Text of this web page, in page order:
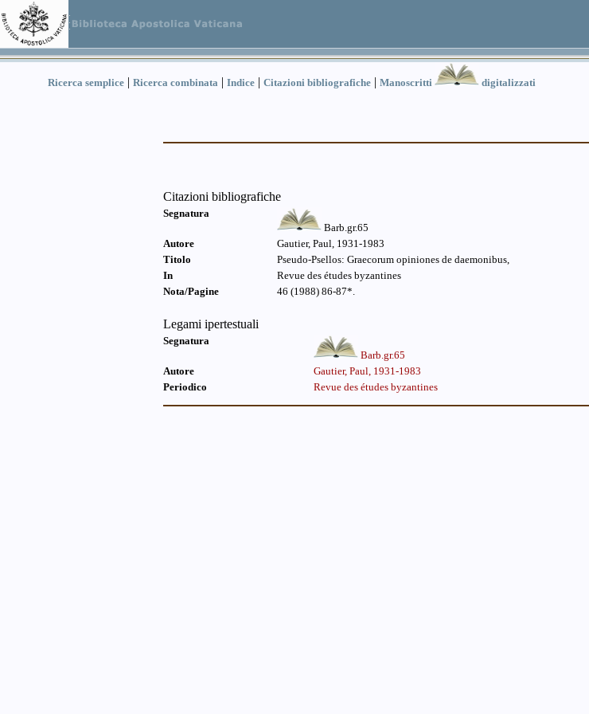
Ricerca semplice | Ricerca combinata | Indice | Citazioni bibliografiche | Manoscritti
digitalizzati
Citazioni bibliografiche
Segnatura
Barb.gr.65
Autore
Gautier, Paul, 1931-1983
Titolo
Pseudo-Psellos: Graecorum opiniones de daemonibus,
In
Revue des études byzantines
Nota/Pagine
46 (1988) 86-87*.
Legami ipertestuali
Segnatura
Barb.gr.65
Autore
Gautier, Paul, 1931-1983
Periodico
Revue des études byzantines